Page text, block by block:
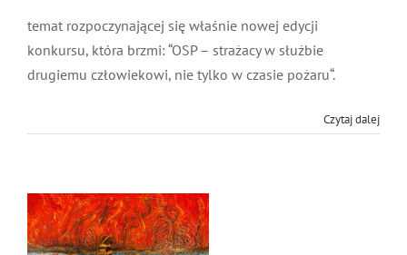
temat rozpoczynającej się właśnie nowej edycji
konkursu, która brzmi: “OSP – strażacy w służbie
drugiemu człowiekowi, nie tylko w czasie pożaru“.
Czytaj dalej